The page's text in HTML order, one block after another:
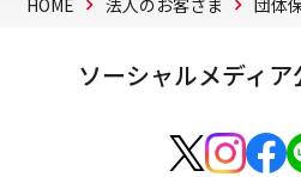
ソーシャルメディ